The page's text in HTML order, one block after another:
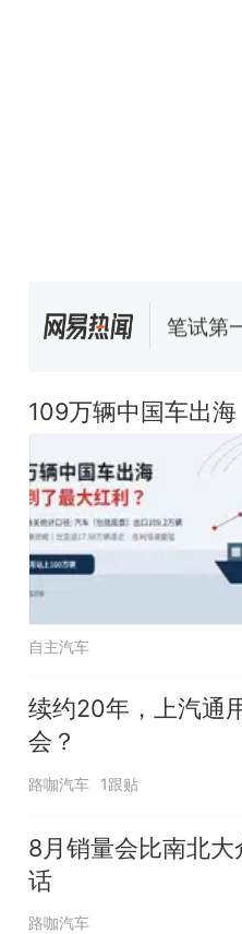
费
笔试第
招聘，
台风"
那
109万辆中国车出
自主汽车
续约20年，上汽通
会？
路咖汽车 1跟贴
8月销量会比南北
话
路咖汽车